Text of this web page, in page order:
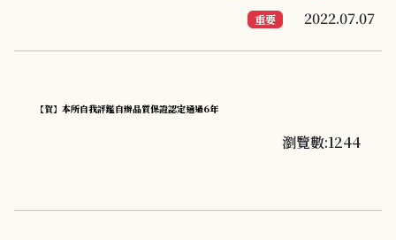
重要 2022.07.07
【賀】本所自我評鑑自辦品質保證認定通過6年
瀏覽數:1244